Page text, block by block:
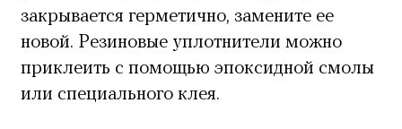
закрывается герметично, замените ее
новой. Резиновые уплотнители можно
приклеить с помощью эпоксидной смолы
или специального клея.